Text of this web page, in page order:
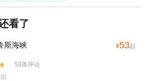
看了
斯海峡 ¥53起
58条评论